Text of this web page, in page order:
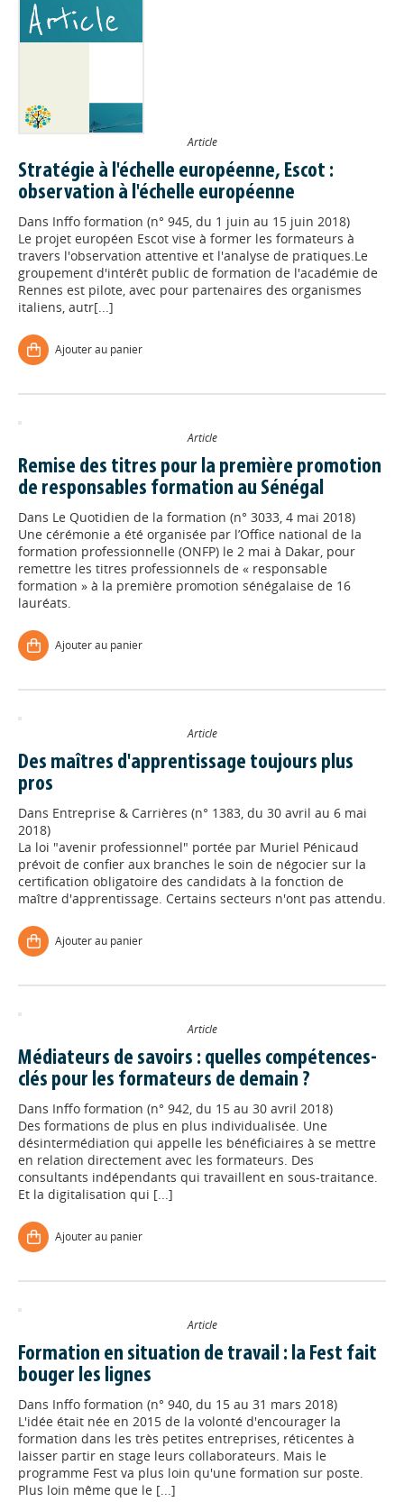
Article
Stratégie à l'échelle européenne, Escot :
observation à l'échelle européenne
Dans Inffo formation (n° 945, du 1 juin au 15 juin 2018)
Le projet européen Escot vise à former les formateurs à
travers l'observation attentive et l'analyse de pratiques.Le
groupement d'intérêt public de formation de l'académie de
Rennes est pilote, avec pour partenaires des organismes
italiens, autr[...]
Ajouter au panier
Article
Remise des titres pour la première promotion
de responsables formation au Sénégal
Dans Le Quotidien de la formation (n° 3033, 4 mai 2018)
Une cérémonie a été organisée par l’Office national de la
formation professionnelle (ONFP) le 2 mai à Dakar, pour
remettre les titres professionnels de « responsable
formation » à la première promotion sénégalaise de 16
lauréats.
Ajouter au panier
Article
Des maîtres d'apprentissage toujours plus
pros
Dans Entreprise & Carrières (n° 1383, du 30 avril au 6 mai
2018)
La loi "avenir professionnel" portée par Muriel Pénicaud
prévoit de confier aux branches le soin de négocier sur la
certification obligatoire des candidats à la fonction de
maître d'apprentissage. Certains secteurs n'ont pas attendu.
Ajouter au panier
Article
Médiateurs de savoirs : quelles compétences-
clés pour les formateurs de demain ?
Dans Inffo formation (n° 942, du 15 au 30 avril 2018)
Des formations de plus en plus individualisée. Une
désintermédiation qui appelle les bénéficiaires à se mettre
en relation directement avec les formateurs. Des
consultants indépendants qui travaillent en sous-traitance.
Et la digitalisation qui [...]
Ajouter au panier
Article
Formation en situation de travail : la Fest fait
bouger les lignes
Dans Inffo formation (n° 940, du 15 au 31 mars 2018)
L'idée était née en 2015 de la volonté d'encourager la
formation dans les très petites entreprises, réticentes à
laisser partir en stage leurs collaborateurs. Mais le
programme Fest va plus loin qu'une formation sur poste.
Plus loin même que le [...]